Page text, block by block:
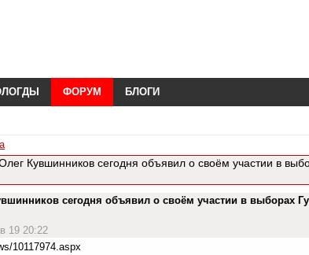
ФОРУМ БЛОГИ
Кувшинников сегодня объявил о своём участии в
сегодня объявил о своём участии в выборах
19 20:22
10117974.aspx